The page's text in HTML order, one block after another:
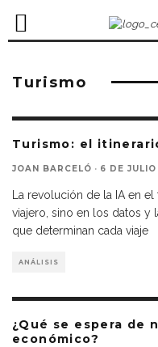
Turismo
Turismo: el
JOAN BARCELÓ · 6 DE
La revolución de la IA en
viajero, sino en los datos y
que determinan cada viaje
ANÁLISIS
¿Qué se espera de
económico?